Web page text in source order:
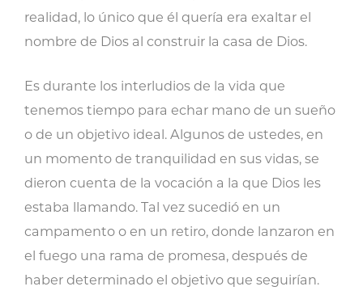
realidad, lo único que él quería era exaltar el
nombre de Dios al construir la casa de Dios.
Es durante los interludios de la vida que
tenemos tiempo para echar mano de un sueño
o de un objetivo ideal. Algunos de ustedes, en
un momento de tranquilidad en sus vidas, se
dieron cuenta de la vocación a la que Dios les
estaba llamando. Tal vez sucedió en un
campamento o en un retiro, donde lanzaron en
el fuego una rama de promesa, después de
haber determinado el objetivo que seguirían.